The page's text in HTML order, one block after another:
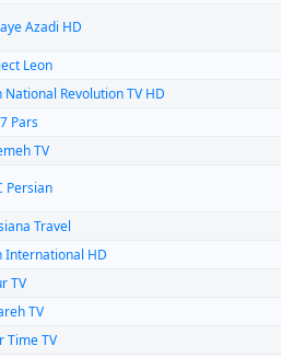
Azadi HD
Leon
National Revolution TV HD
Pars
TV
Persian
Travel
International HD
TV
TV
Time TV